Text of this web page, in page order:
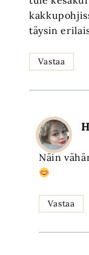
täysin
Vastaa
Näin
Vastaa